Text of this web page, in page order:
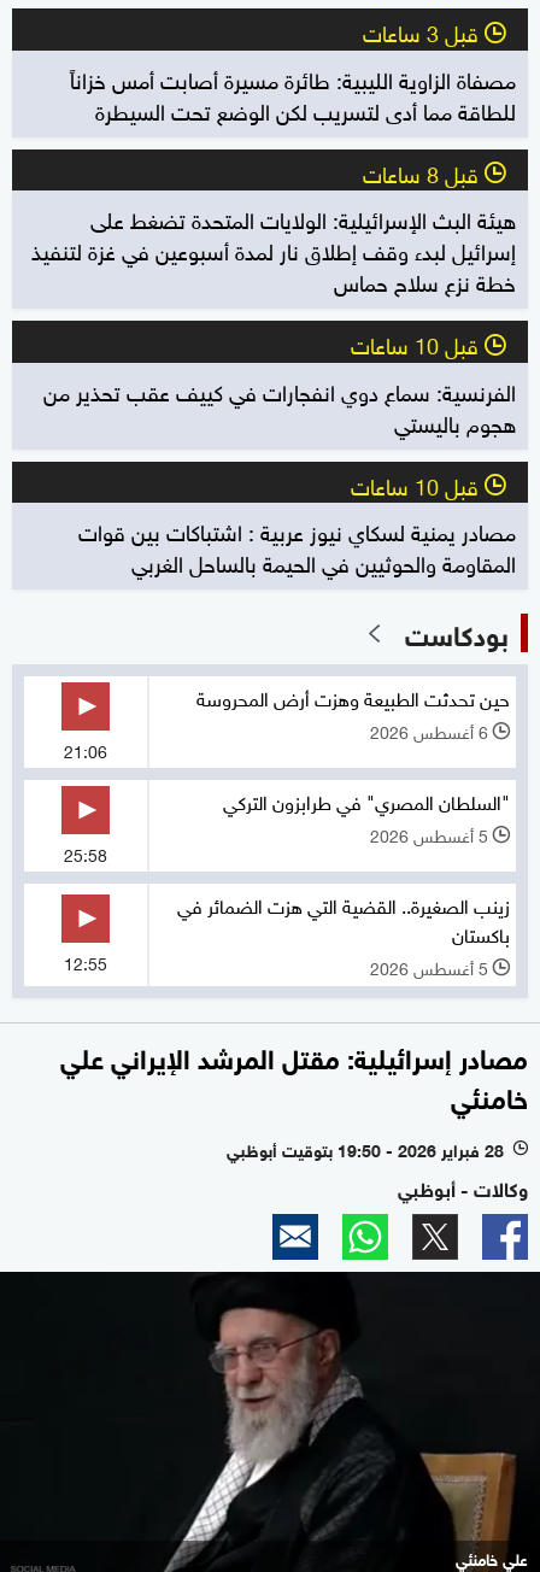
l قبل 3 ساعات
مصفاة الزاوية الليبية: طائرة مسيرة أصابت أمس خزاناً
للطاقة مما أدى لتسريب لكن الوضع تحت السيطرة
l قبل 8 ساعات
هيئة البث الإسرائيلية: الولايات المتحدة تضغط على
إسرائيل لبدء وقف إطلاق نار لمدة أسبوعين في غزة لتنفيذ
خطة نزع سلاح حماس
l قبل 10 ساعات
الفرنسية: سماع دوي انفجارات في كييف عقب تحذير من
هجوم باليستي
l قبل 10 ساعات
مصادر يمنية لسكاي نيوز عربية : اشتباكات بين قوات
المقاومة والحوثيين في الحيمة بالساحل الغربي
بودكاست
حين تحدثت الطبيعة وهزت أرض المحروسة
l 6 أغسطس 2026
21:06
"السلطان المصري" في طرابزون التركي
l 5 أغسطس 2026
25:58
زينب الصغيرة.. القضية التي هزت الضمائر في
باكستان
l 5 أغسطس 2026 12:55
مصادر إسرائيلية: مقتل المرشد الإيراني علي
خامنئي
l 28 فبراير 2026 - 19:50 بتوقيت أبوظبي
وكالات - أبوظبي
علي خامنئي